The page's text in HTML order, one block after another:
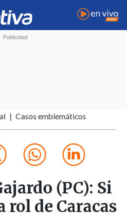
Casos emblemáticos
(PC): Si
rol de Caracas